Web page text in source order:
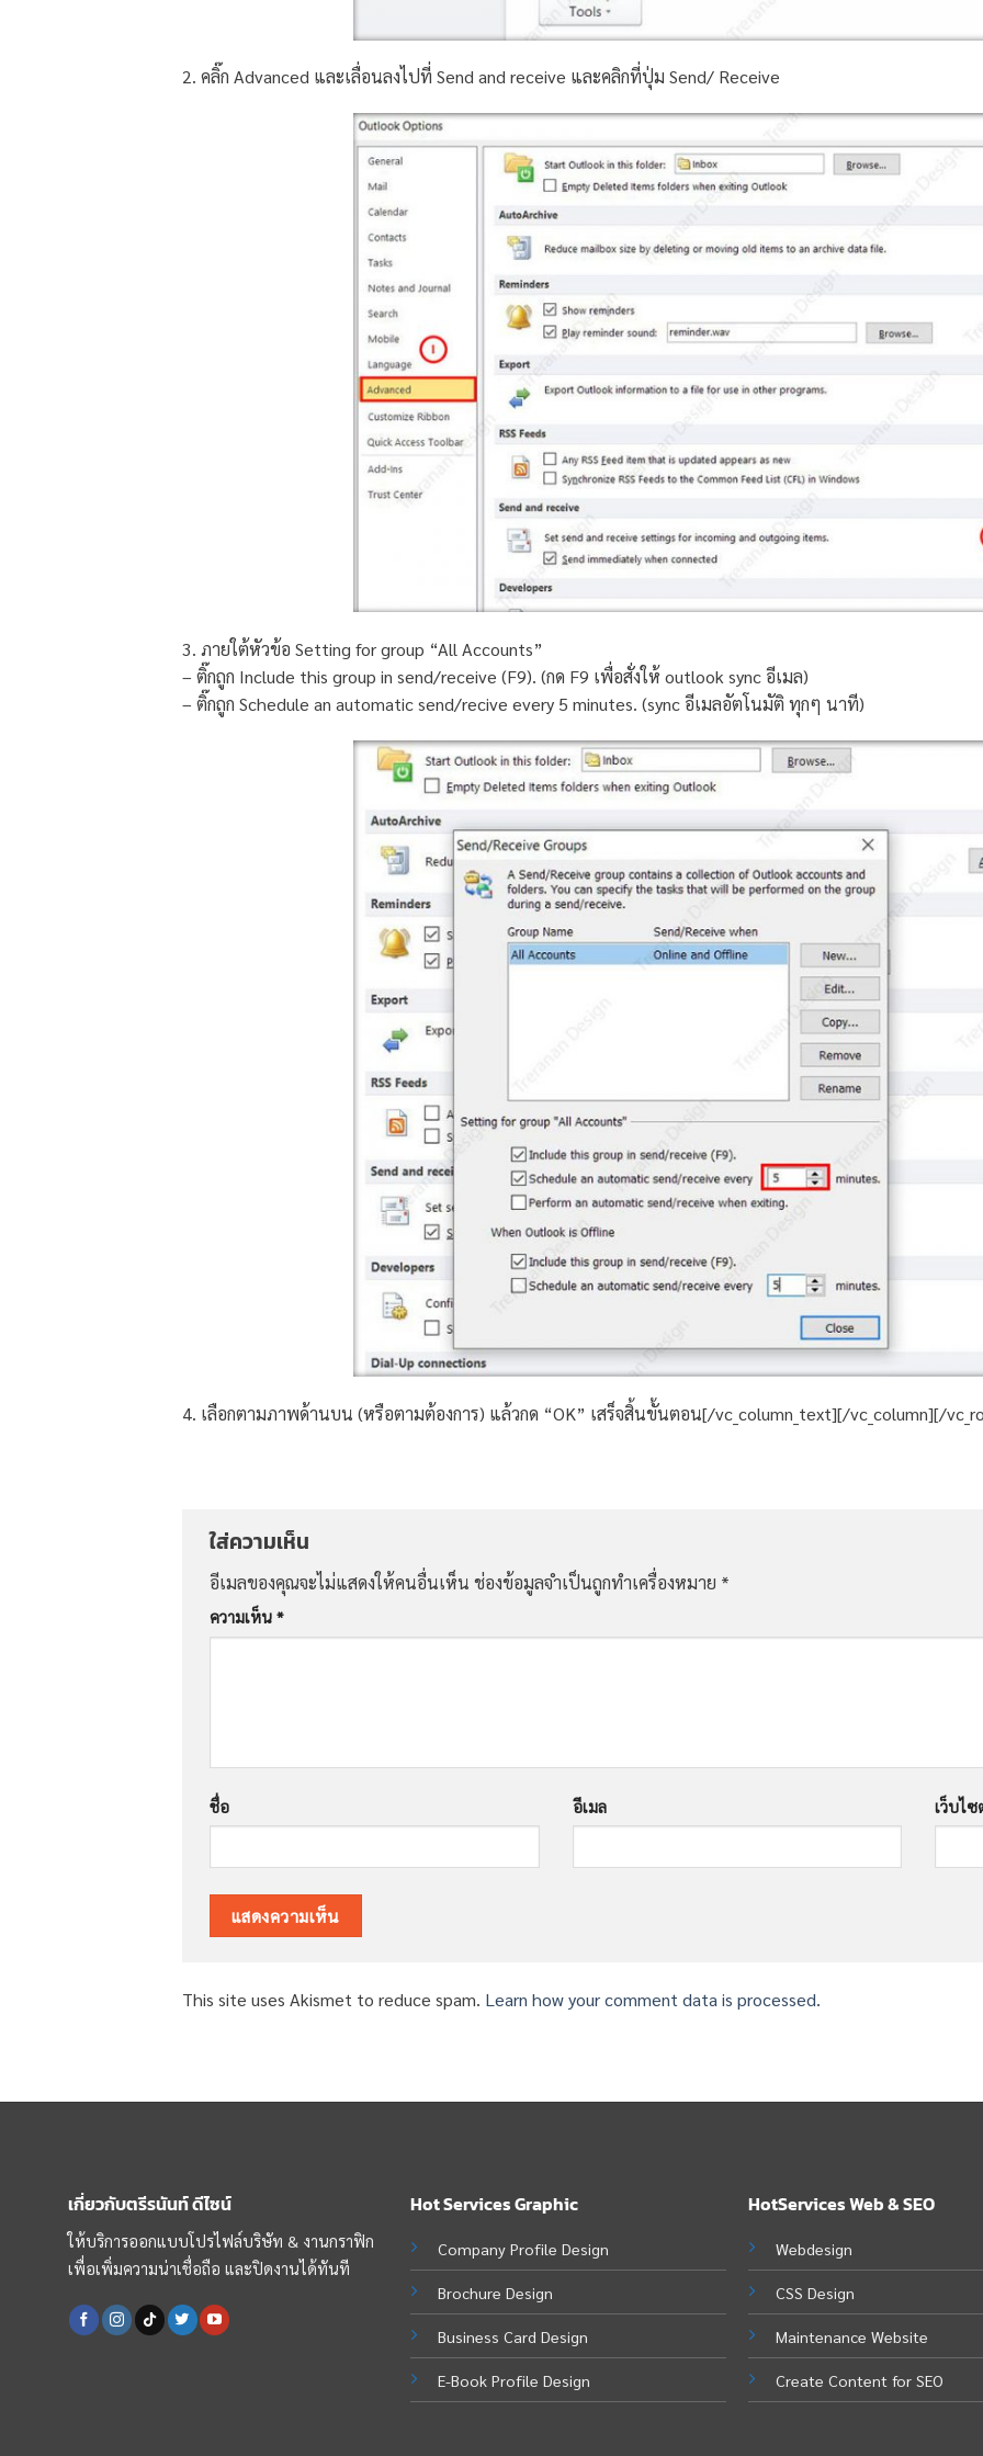
2. คลิ๊ก Advanced และเลื่อนลงไปที่ Send and receive และคลิกที่ปุ่ม Send/ Receive
3. ภายใต้หัวข้อ Setting for group “All Accounts”
– ติ๊กถูก Include this group in send/receive (F9). (กด F9 เพื่อสั่งให้ outlook sync อีเมล)
– ติ๊กถูก Schedule an automatic send/recive every 5 minutes. (sync อีเมลอัตโนมัติ ทุกๆ นาที)
4. เลือกตามภาพด้านบน (หรือตามต้องการ) แล้วกด “OK” เสร็จสิ้นขั้นตอน[/vc_column_text][/vc_column][/
ใส่ความเห็น
อีเมลของคุณจะไม่แสดงให้คนอื่นเห็น ช่องข้อมูลจำเป็นถูกทำเครื่องหมาย *
ความเห็น*
ชื่อ อีเมล เว็บไซ
This site uses Akismet to reduce spam. Learn how your comment data is processed.
เกี่ยวกับตรีรนันท์ ดีไซน์
ให้บริการออกแบบโปรไฟล์บริษัท & งานกราฟิก
เพื่อเพิ่มความน่าเชื่อถือ และปิดงานได้ทันที
Hot Services Graphic
Company Profile Design
Brochure Design
Business Card Design
E-Book Profile Design
HotServices Web & SEO
Webdesign
CSS Design
Maintenance Website
Create Content for SEO